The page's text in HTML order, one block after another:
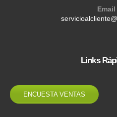
Email
Links
ENCUESTA VENTAS